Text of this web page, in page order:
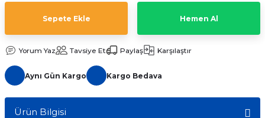
Sepete Ekle Hemen Al
Yorum Yaz Tavsiye Et Paylaş Karşılaştır
Aynı Gün Kargo Kargo Bedava
Ürün Bilgisi